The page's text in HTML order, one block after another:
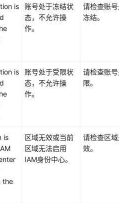
is
账号处于冻结状
态，不允许操
作。
请检查账号是
冻结。
is
账号处于受限状
态，不允许操
作。
请检查账号是
限。
is
the
区域无效或当前
区域无法启用
IAM身份中心。
请检查区域是
效。